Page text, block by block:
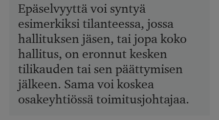
Epäselvyyttä voi syntyä
esimerkiksi tilanteessa, jossa
hallituksen jäsen, tai jopa koko
hallitus, on eronnut kesken
tilikauden tai sen päättymisen
jälkeen. Sama voi koskea
osakeyhtiössä toimitusjohtajaa.